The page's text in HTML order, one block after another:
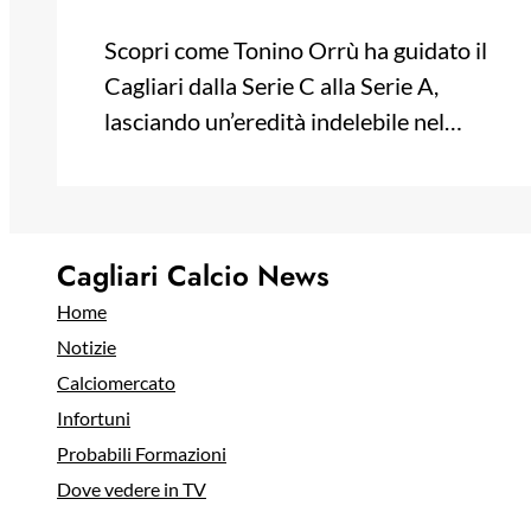
Scopri come Tonino Orrù ha guidato il
Cagliari dalla Serie C alla Serie A,
lasciando un’eredità indelebile nel…
Cagliari Calcio News
Home
Notizie
Calciomercato
Infortuni
Probabili Formazioni
Dove vedere in TV